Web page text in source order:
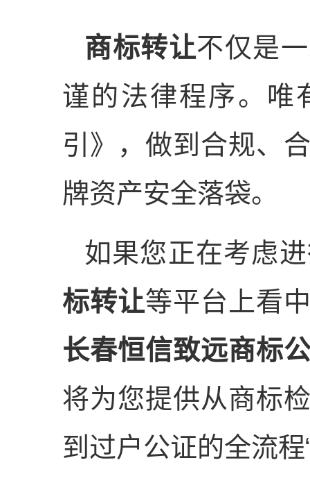
商标转让不仅是
谨的法律程序。唯
引》，做到合规、
牌资产安全落袋。
如果您正在考虑
标转让等平台上看
长春恒信致远商标
将为您提供从商标
到过户公证的全流